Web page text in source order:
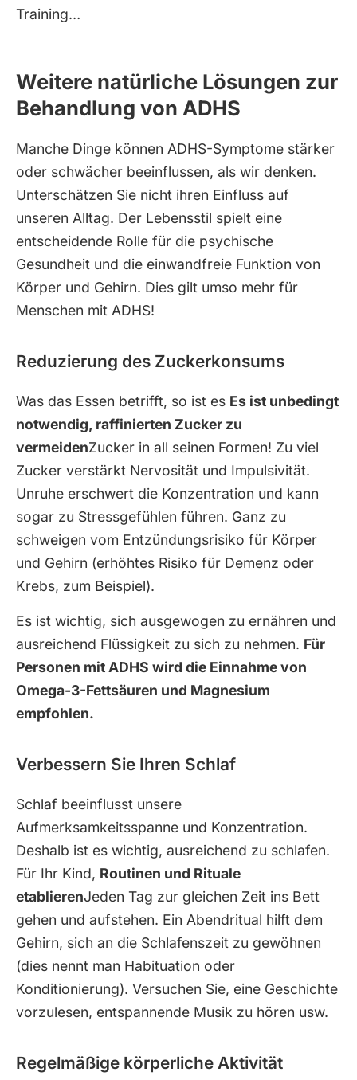
Training…
Weitere natürliche Lösungen zur
Behandlung von ADHS
Manche Dinge können ADHS-Symptome stärker
oder schwächer beeinflussen, als wir denken.
Unterschätzen Sie nicht ihren Einfluss auf
unseren Alltag. Der Lebensstil spielt eine
entscheidende Rolle für die psychische
Gesundheit und die einwandfreie Funktion von
Körper und Gehirn. Dies gilt umso mehr für
Menschen mit ADHS!
Reduzierung des Zuckerkonsums
Was das Essen betrifft, so ist es Es ist unbedingt
notwendig, raffinierten Zucker zu
vermeidenZucker in all seinen Formen! Zu viel
Zucker verstärkt Nervosität und Impulsivität.
Unruhe erschwert die Konzentration und kann
sogar zu Stressgefühlen führen. Ganz zu
schweigen vom Entzündungsrisiko für Körper
und Gehirn (erhöhtes Risiko für Demenz oder
Krebs, zum Beispiel).
Es ist wichtig, sich ausgewogen zu ernähren und
ausreichend Flüssigkeit zu sich zu nehmen. Für
Personen mit ADHS wird die Einnahme von
Omega-3-Fettsäuren und Magnesium
empfohlen.
Verbessern Sie Ihren Schlaf
Schlaf beeinflusst unsere
Aufmerksamkeitsspanne und Konzentration.
Deshalb ist es wichtig, ausreichend zu schlafen.
Für Ihr Kind, Routinen und Rituale
etablierenJeden Tag zur gleichen Zeit ins Bett
gehen und aufstehen. Ein Abendritual hilft dem
Gehirn, sich an die Schlafenszeit zu gewöhnen
(dies nennt man Habituation oder
Konditionierung). Versuchen Sie, eine Geschichte
vorzulesen, entspannende Musik zu hören usw.
Regelmäßige körperliche Aktivität